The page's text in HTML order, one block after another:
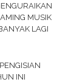
MUSIK
LAGI
INI